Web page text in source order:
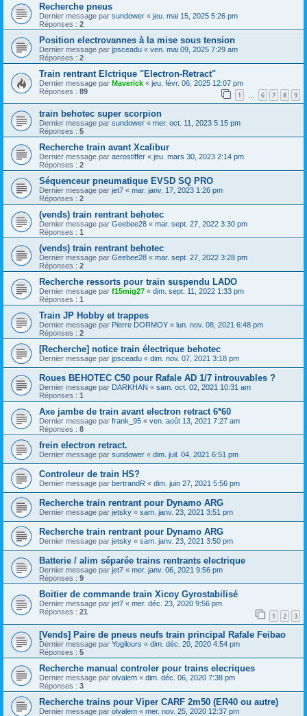
Recherche pneus
Dernier message par sundower « jeu. mai 15, 2025 5:26 pm
Réponses : 2
Position electrovannes à la mise sous tension
Dernier message par jpsceadu « ven. mai 09, 2025 7:29 am
Réponses : 2
Train rentrant Elctrique "Electron-Retract"
Dernier message par Maverick « jeu. févr. 06, 2025 12:07 pm
Réponses : 89 1 6 7 8 9
train behotec super scorpion
Dernier message par sundower « mer. oct. 11, 2023 5:15 pm
Réponses : 5
Recherche train avant Xcalibur
Dernier message par aerostiffer « jeu. mars 30, 2023 2:14 pm
Réponses : 2
Séquenceur pneumatique EVSD SQ PRO
Dernier message par jet7 « mar. janv. 17, 2023 1:26 pm
Réponses : 2
(vends) train rentrant behotec
Dernier message par Geebee28 « mar. sept. 27, 2022 3:30 pm
Réponses : 1
(vends) train rentrant behotec
Dernier message par Geebee28 « mar. sept. 27, 2022 3:28 pm
Réponses : 2
Recherche ressorts pour train suspendu LADO
Dernier message par f15mig27 « dim. sept. 11, 2022 1:33 pm
Réponses : 1
Train JP Hobby et trappes
Dernier message par Pierre DORMOY « lun. nov. 08, 2021 6:48 pm
Réponses : 2
[Recherche] notice train électrique behotec
Dernier message par jpsceadu « dim. nov. 07, 2021 3:18 pm
Roues BEHOTEC C50 pour Rafale AD 1/7 introuvables ?
Dernier message par DARKHAN « sam. oct. 02, 2021 10:31 am
Réponses : 1
Axe jambe de train avant electron retract 6*60
Dernier message par frank_95 « ven. août 13, 2021 7:27 am
Réponses : 8
frein electron retract.
Dernier message par sundower « dim. juil. 04, 2021 6:51 pm
Controleur de train HS?
Dernier message par bertrandR « dim. juin 27, 2021 5:56 pm
Recherche train rentrant pour Dynamo ARG
Dernier message par jetsky « sam. janv. 23, 2021 3:51 pm
Recherche train rentrant pour Dynamo ARG
Dernier message par jetsky « sam. janv. 23, 2021 3:50 pm
Batterie / alim séparée trains rentrants electrique
Dernier message par jet7 « mer. janv. 06, 2021 9:56 pm
Réponses : 9
Boitier de commande train Xicoy Gyrostabilisé
Dernier message par jet7 « mer. déc. 23, 2020 9:56 pm
Réponses : 21 1 2 3
[Vends] Paire de pneus neufs train principal Rafale Feibao
Dernier message par Yogilours « dim. déc. 20, 2020 4:54 pm
Réponses : 5
Recherche manual controler pour trains elecriques
Dernier message par olvalem « dim. déc. 06, 2020 7:38 pm
Réponses : 3
Recherche trains pour Viper CARF 2m50 (ER40 ou autre)
Dernier message par olvalem « mer. nov. 25, 2020 12:37 pm